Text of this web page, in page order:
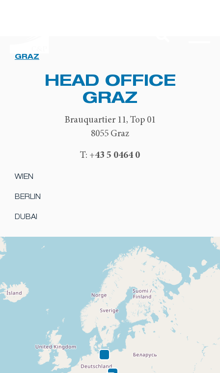
GRAZ
HEAD OFFICE
GRAZ
Brauquartier 11, Top 01
8055 Graz
T: +43 5 0464 0
WIEN
BERLIN
DUBAI